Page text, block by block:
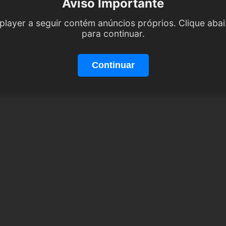
Aviso Importante
a seguir contém anúncios próprios. Clique
para continuar.
Continuar